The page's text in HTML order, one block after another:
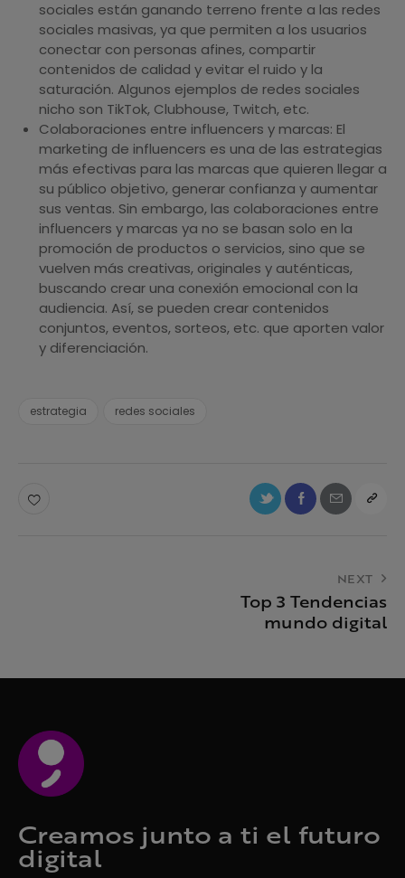
sociales están ganando terreno frente a las redes
sociales masivas, ya que permiten a los usuarios
conectar con personas afines, compartir
contenidos de calidad y evitar el ruido y la
saturación. Algunos ejemplos de redes sociales
nicho son TikTok, Clubhouse, Twitch, etc.
Colaboraciones entre influencers y marcas: El
marketing de influencers es una de las estrategias
más efectivas para las marcas que quieren llegar a
su público objetivo, generar confianza y aumentar
sus ventas. Sin embargo, las colaboraciones entre
influencers y marcas ya no se basan solo en la
promoción de productos o servicios, sino que se
vuelven más creativas, originales y auténticas,
buscando crear una conexión emocional con la
audiencia. Así, se pueden crear contenidos
conjuntos, eventos, sorteos, etc. que aporten valor
y diferenciación.
estrategia redes sociales
NEXT
Top 3 Tendencias
mundo digital
Creamos junto a ti el futuro
digital